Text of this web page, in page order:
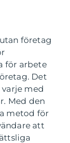
företag
för arbete
Det
med
Med den
metod för
att